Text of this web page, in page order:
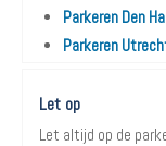
Parkeren Den
Parkeren
Let op
Let altijd op de